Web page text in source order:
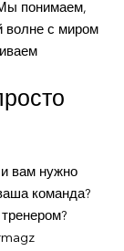
понимаем,
волне с миром
вам нужно
команда?